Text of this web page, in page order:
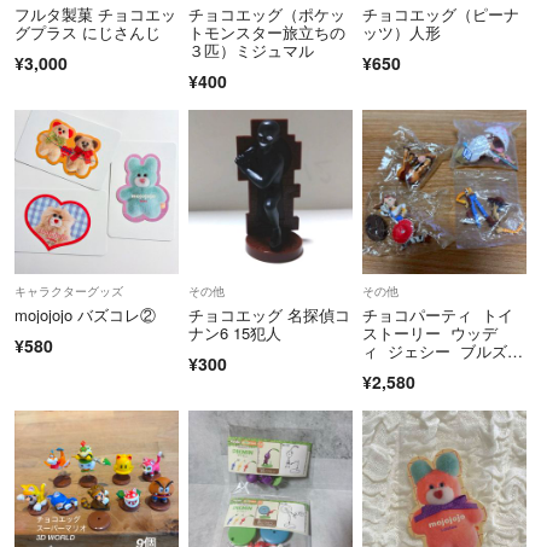
フルタ製菓 チョコエッ
グプラス にじさんじ
¥3,000
チョコエッグ（ポケッ
トモンスター旅立ちの
３匹）ミジュマル
¥400
チョコエッグ（ピーナ
ッツ）人形
¥650
キャラクターグッズ
mojojojo バズコレ②
¥580
その他
チョコエッグ 名探偵コ
ナン6 15犯人
¥300
その他
チョコパーティ トイ
ストーリー ウッデ
ィ ジェシー ブルズア
¥2,580